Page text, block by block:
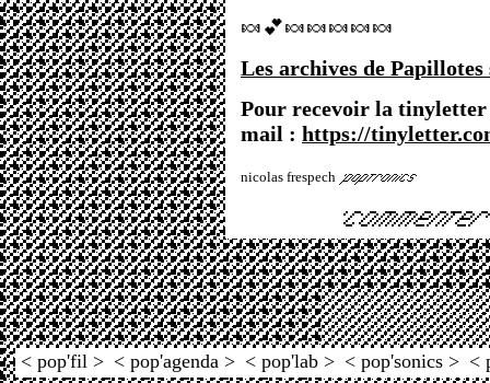
🍬💕🍬🍬🍬🍬🍬
Les archives de
Pour recevoir la tinyletter
mail : https://
nicolas frespech
< pop'fil > < pop'agenda > < pop'lab > < pop'sonics > <